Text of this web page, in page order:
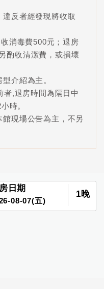
違反者經發現將收取
消毒費500元；退房
酌收清潔費，或損壞
介紹為主。
者,退房時間為隔日中
時。
館現場公告為主，不另
日期
08-07(五)
1晚